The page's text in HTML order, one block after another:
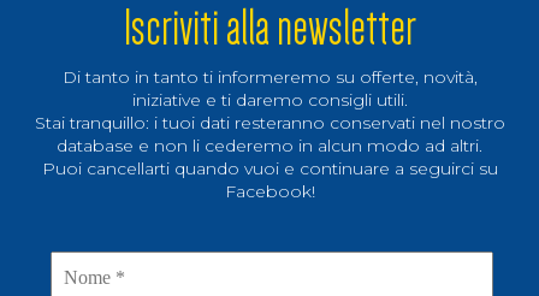
Iscriviti alla newsletter
Di tanto in tanto ti informeremo su offerte, novità,
iniziative e ti daremo consigli utili.
Stai tranquillo: i tuoi dati resteranno conservati nel nostro
database e non li cederemo in alcun modo ad altri.
Puoi cancellarti quando vuoi e continuare a seguirci su
Facebook!